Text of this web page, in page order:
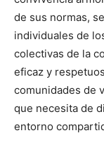
de sus normas,
individuales de
colectivas de la
eficaz y
comunidades de
que necesita de
entorno